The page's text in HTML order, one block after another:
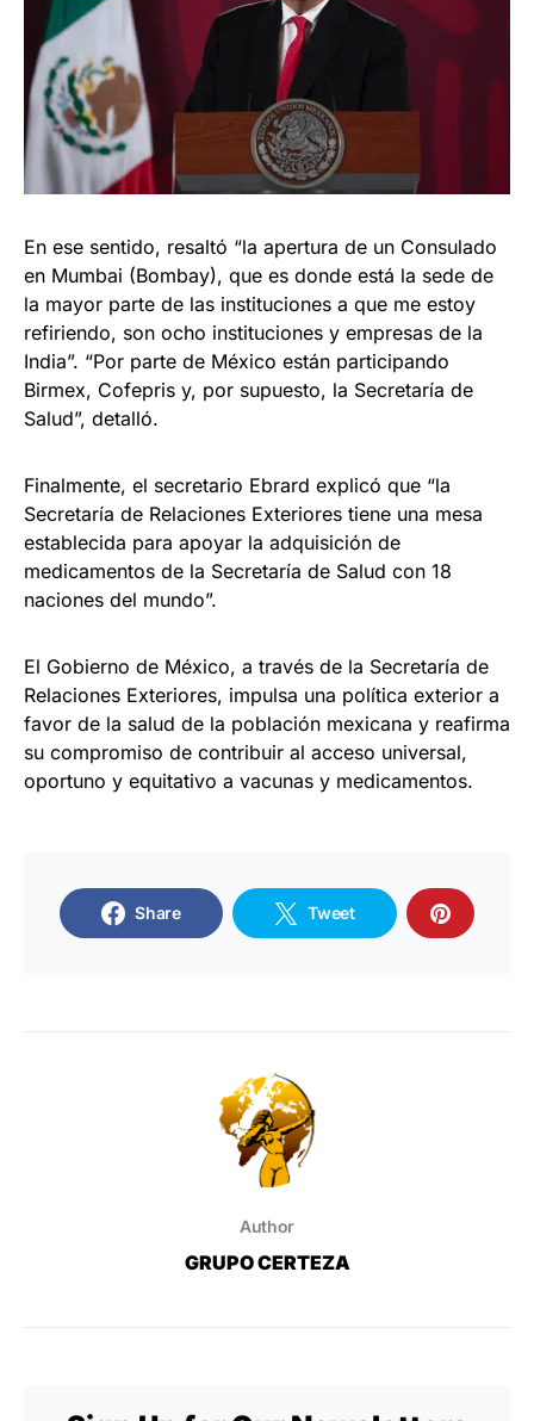
En ese sentido, resaltó “la apertura de un Consulado
en Mumbai (Bombay), que es donde está la sede de
la mayor parte de las instituciones a que me estoy
refiriendo, son ocho instituciones y empresas de la
India”. “Por parte de México están participando
Birmex, Cofepris y, por supuesto, la Secretaría de
Salud”, detalló.
Finalmente, el secretario Ebrard explicó que “la
Secretaría de Relaciones Exteriores tiene una mesa
establecida para apoyar la adquisición de
medicamentos de la Secretaría de Salud con 18
naciones del mundo”.
El Gobierno de México, a través de la Secretaría de
Relaciones Exteriores, impulsa una política exterior a
favor de la salud de la población mexicana y reafirma
su compromiso de contribuir al acceso universal,
oportuno y equitativo a vacunas y medicamentos.
Share Tweet
Author
GRUPO CERTEZA